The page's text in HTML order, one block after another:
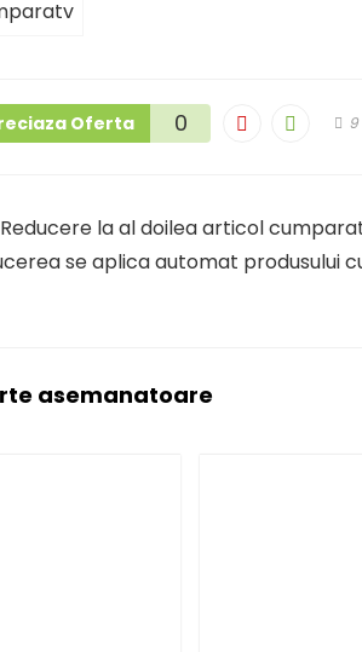
Oferta 0 9
Reducere la al doilea articol
se aplica automat produsului
asemanatoare